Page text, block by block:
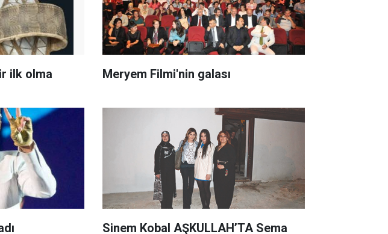
ilk olma
Meryem Filmi'nin galası
salladı
Sinem Kobal AŞKULLAH’TA Sema